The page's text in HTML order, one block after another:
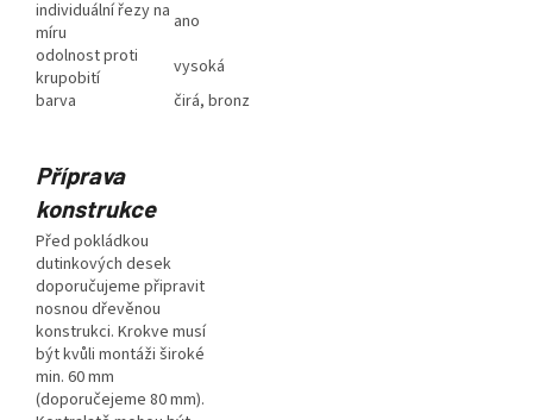
individuální řezy na
míru
ano
odolnost proti
krupobití
vysoká
barva
čirá, bronz
Příprava
konstrukce
Před pokládkou
dutinkových desek
doporučujeme připravit
nosnou dřevěnou
konstrukci. Krokve musí
být kvůli montáži široké
min. 60 mm
(doporučejeme 80 mm).